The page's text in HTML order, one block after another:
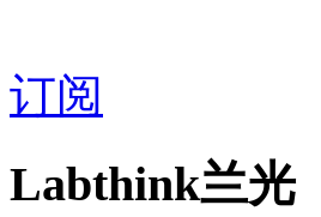
订阅
Labthink兰光